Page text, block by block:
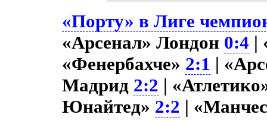
«Порту» в Лиге
«Арсенал» Лондон 0:4 |
«Фенербахче» 2:1 |
Мадрид 2:2 |
Юнайтед» 2:2 |